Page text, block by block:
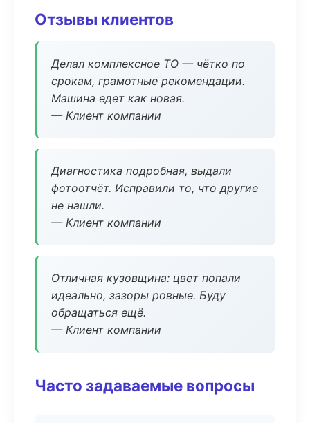
Отзывы клиентов
Делал комплексное ТО — чётко по
срокам, грамотные рекомендации.
Машина едет как новая.
— Клиент компании
Диагностика подробная, выдали
фотоотчёт. Исправили то, что другие
не нашли.
— Клиент компании
Отличная кузовщина: цвет попали
идеально, зазоры ровные. Буду
обращаться ещё.
— Клиент компании
Часто задаваемые вопросы